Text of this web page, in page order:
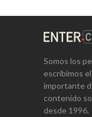
Somos los
escribimos
importante
contenido
desde 1996.